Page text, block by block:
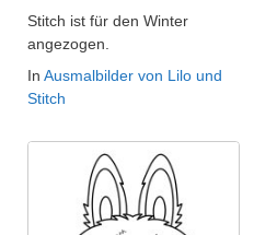
Stitch ist für den Winter
angezogen.
In Ausmalbilder von Lilo und
Stitch